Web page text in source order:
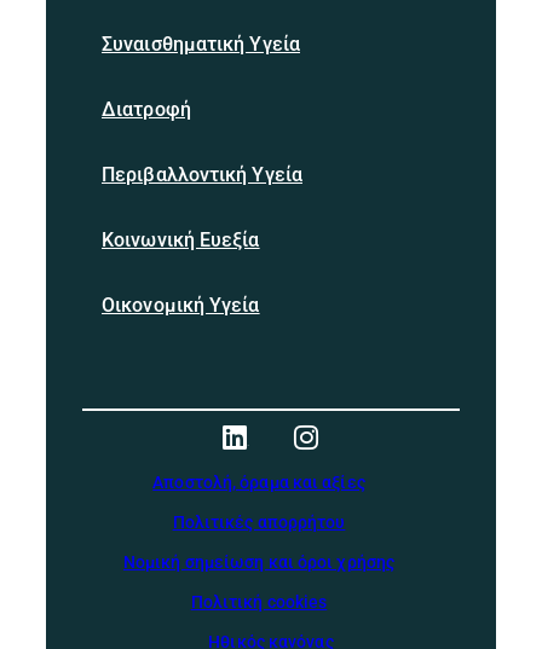
Συναισθηματική Υγεία
Διατροφή
Περιβαλλοντική Υγεία
Κοινωνική Ευεξία
Οικονομική Υγεία
Αποστολή, όραμα και αξίες
Πολιτικές απορρήτου
Νομική σημείωση και όροι χρήσης
Πολιτική cookies
Ηθικός κανόνας